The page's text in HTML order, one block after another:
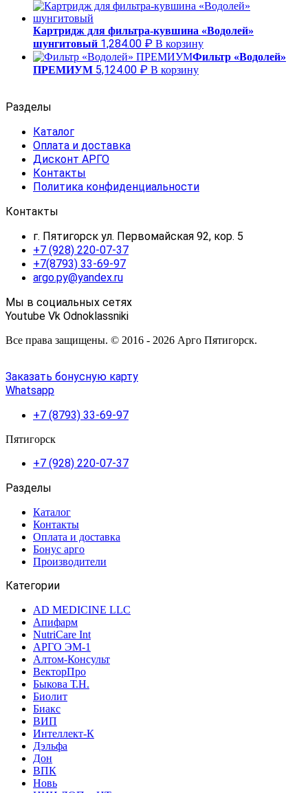
Картридж для фильтра-кувшина «Водолей»
шунгитовый 1,284.00 ₽ В корзину
Фильтр «Водолей»
ПРЕМИУМ 5,124.00 ₽ В корзину
Разделы
Каталог
Оплата и доставка
Дисконт АРГО
Контакты
Политика конфиденциальности
Контакты
г. Пятигорск ул. Первомайская 92, кор. 5
+7 (928) 220-07-37
+7(8793) 33-69-97
argo.py@yandex.ru
Мы в социальных сетях
Youtube Vk Odnoklassniki
Все права защищены. © 2016 - 2026 Арго Пятигорск.
Заказать бонусную карту
Whatsapp
+7 (8793) 33-69-97
Пятигорск
+7 (928) 220-07-37
Разделы
Каталог
Контакты
Оплата и доставка
Бонус арго
Производители
Категории
AD MEDICINE LLC
Апифарм
NutriCare Int
АРГО ЭМ-1
Алтом-Консульт
ВекторПро
Быкова Т.Н.
Биолит
Биакс
ВИП
Интеллект-К
Дэльфа
Дон
ВПК
Новь